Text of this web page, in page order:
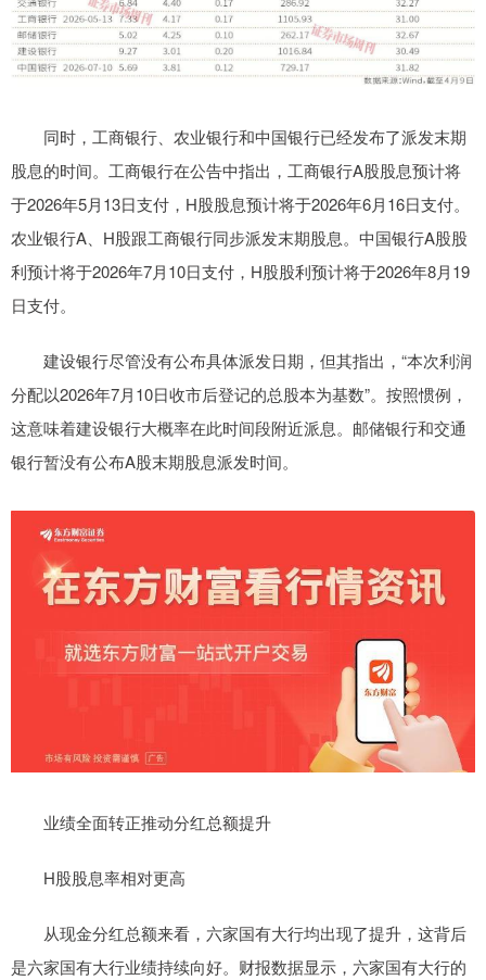
同时，工商银行、农业银行和中国银行已经发布了派发末期
股息的时间。工商银行在公告中指出，工商银行A股股息预计将
于2026年5月13日支付，H股股息预计将于2026年6月16日支付。
农业银行A、H股跟工商银行同步派发末期股息。中国银行A股股
利预计将于2026年7月10日支付，H股股利预计将于2026年8月19
日支付。
建设银行尽管没有公布具体派发日期，但其指出，“本次利润
分配以2026年7月10日收市后登记的总股本为基数”。按照惯例，
这意味着建设银行大概率在此时间段附近派息。邮储银行和交通
银行暂没有公布A股末期股息派发时间。
业绩全面转正推动分红总额提升
H股股息率相对更高
从现金分红总额来看，六家国有大行均出现了提升，这背后
是六家国有大行业绩持续向好。财报数据显示，六家国有大行的